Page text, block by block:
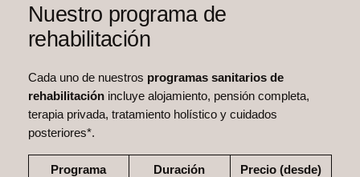
Nuestro programa de
rehabilitación
Cada uno de nuestros programas sanitarios de
rehabilitaciónincluye alojamiento, pensión completa,
terapia privada, tratamiento holístico y cuidados
posteriores*.
Programa Duración Precio (desde)